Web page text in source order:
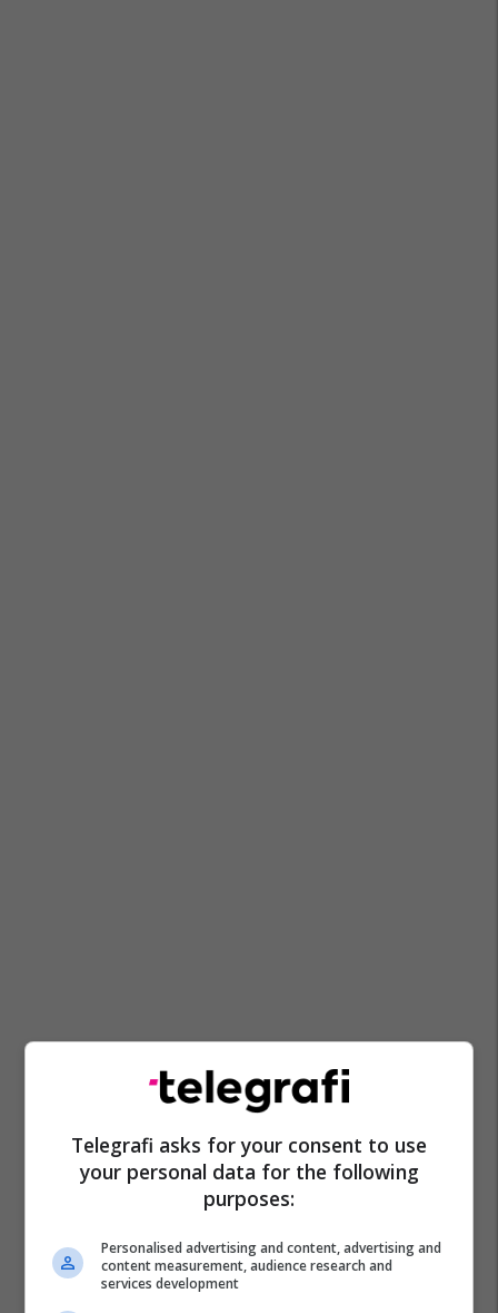
Telegrafi asks for your consent to use
your personal data for the following
purposes:
Personalised advertising and content, advertising and
content measurement, audience research and
services development